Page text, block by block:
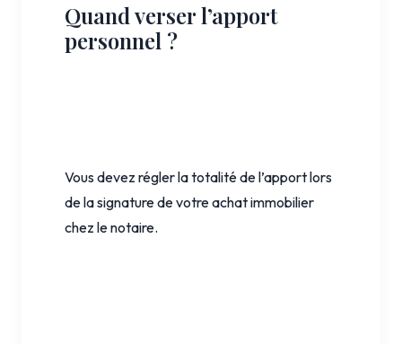
Quand verser l’apport
personnel ?
Vous devez régler la totalité de l’apport lors
de la signature de votre achat immobilier
chez le notaire.